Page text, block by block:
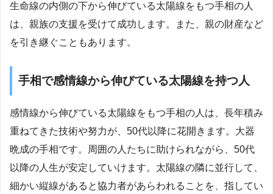
生命線の内側の下から伸びている太陽線をもつ手相の人
は、親族の支援を受けて成功します。また、親の財産など
を引き継ぐこともあります。
手相で感情線から伸びている太陽線を持つ人
感情線から伸びている太陽線をもつ手相の人は、長年積み
重ねてきた技術や努力が、50代以降に花開きます。大器
晩成の手相です。周囲の人たちに助けられながら、50代
以降の人生が安定していけます。太陽線の隣に並行して、
細かい縦線があると協力者があらわれることを、指してい